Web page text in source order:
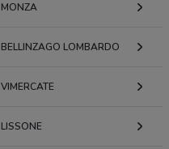
MONZA
BELLINZAGO LOMBARDO
VIMERCATE
LISSONE